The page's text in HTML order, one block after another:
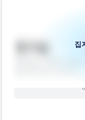
경상남도 김해시 흥
집